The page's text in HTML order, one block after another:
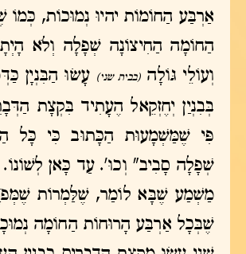
אַרְבַּע הַחוֹמוֹת יהיוּ נְמוּכוֹת,
הַחוֹמָה הַחִיצוֹנָה שְׁפָלָה וְלֹא
וְעוֹלֵי גּוֹלָה(בבית שני) עָשׂוּ הַבִּנְיָן
בְּבִנְיַן יְחֶזְקֵאל הֶעָתִיד בִּקְצָת
פִּי שֶׁמַּשְׁמָעוּת הַכָּתוּב כִּי כָּל
שְׁפָלָה סָבִיב" וְכוּ'. עַד כָּאן לְשׁוֹנוֹ.
מַשְׁמַע שֶׁבָּא לוֹמַר, שֶׁלַּמְרוֹת
שֶׁבְּכָל אַרְבַּע הָרוּחוֹת הַחוֹמָה